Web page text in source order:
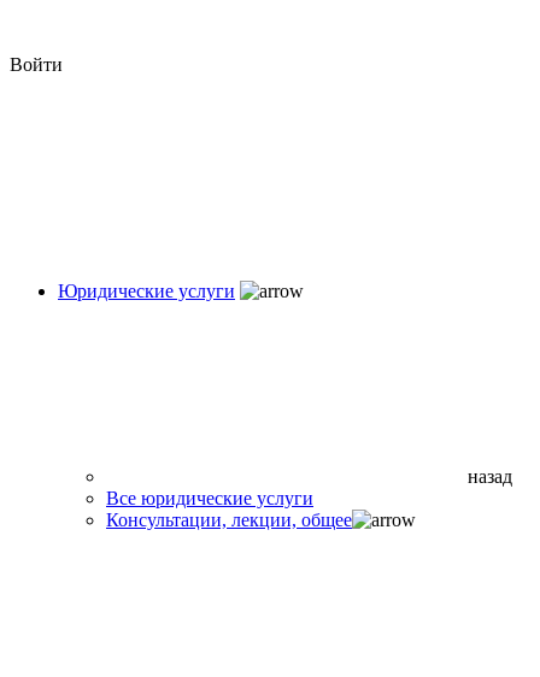
Войти
Юридические услуги
назад
Все юридические услуги
Консультации, лекции, общее